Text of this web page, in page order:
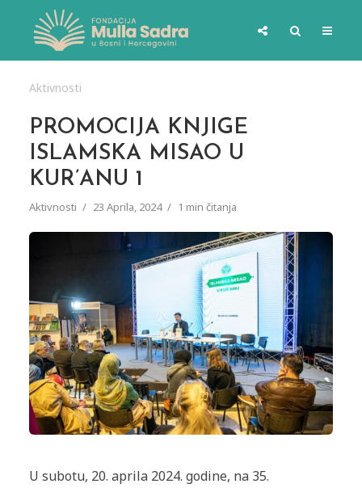
Aktivnosti
PROMOCIJA KNJIGE
ISLAMSKA MISAO U
KUR’ANU 1
Aktivnosti 23 Aprila, 2024 1 min čitanja
U subotu, 20. aprila 2024. godine, na 35.